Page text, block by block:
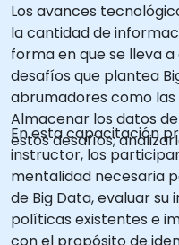
Los avances
la cantidad de
forma en que se lleva
desafíos que plantea
abrumadores como
Almacenar los datos
estos desafíos;
En esta capacitación
instructor, los
mentalidad necesaria
de Big Data, evaluar
políticas existentes e